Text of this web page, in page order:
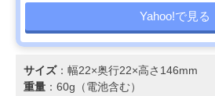
Yahoo!で見る
サイズ：幅22×奥行22×高さ146mm
重量 ：60g（電池含む）